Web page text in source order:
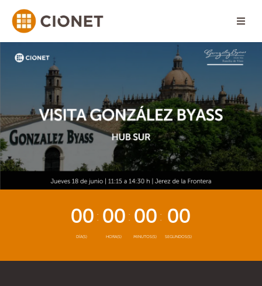
00
DÍA(S)
00
HORA(S)
00
MINUTOS(S)
00
SEGUNDOS(S)